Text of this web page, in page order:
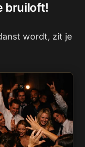
bruiloft!
wordt, zit je